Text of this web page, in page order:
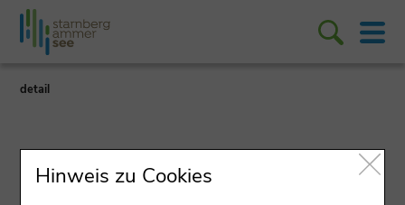
detail
Hinweis zu Cookies